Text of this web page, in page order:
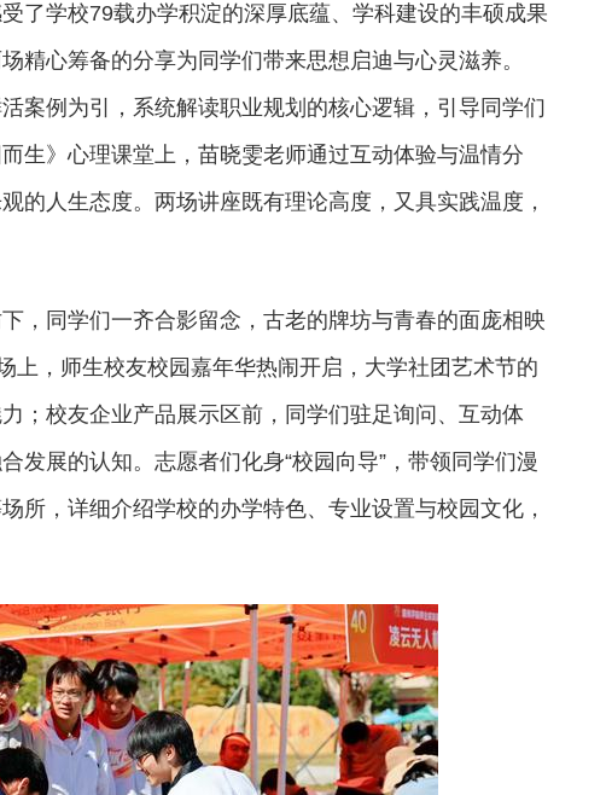
了学校79载办学积淀的深厚底蕴、学科建设的丰硕成果
精心筹备的分享为同学们带来思想启迪与心灵滋养。
案例为引，系统解读职业规划的核心逻辑，引导同学们
生》心理课堂上，苗晓雯老师通过互动体验与温情分
的人生态度。两场讲座既有理论高度，又具实践温度，
，同学们一齐合影留念，古老的牌坊与青春的面庞相映
上，师生校友校园嘉年华热闹开启，大学社团艺术节的
；校友企业产品展示区前，同学们驻足询问、互动体
发展的认知。志愿者们化身“校园向导”，带领同学们漫
所，详细介绍学校的办学特色、专业设置与校园文化，